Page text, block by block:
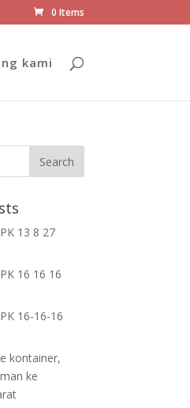
0 Items
kami
13 8 27
16 16 16
16-16-16
kontainer,
ke